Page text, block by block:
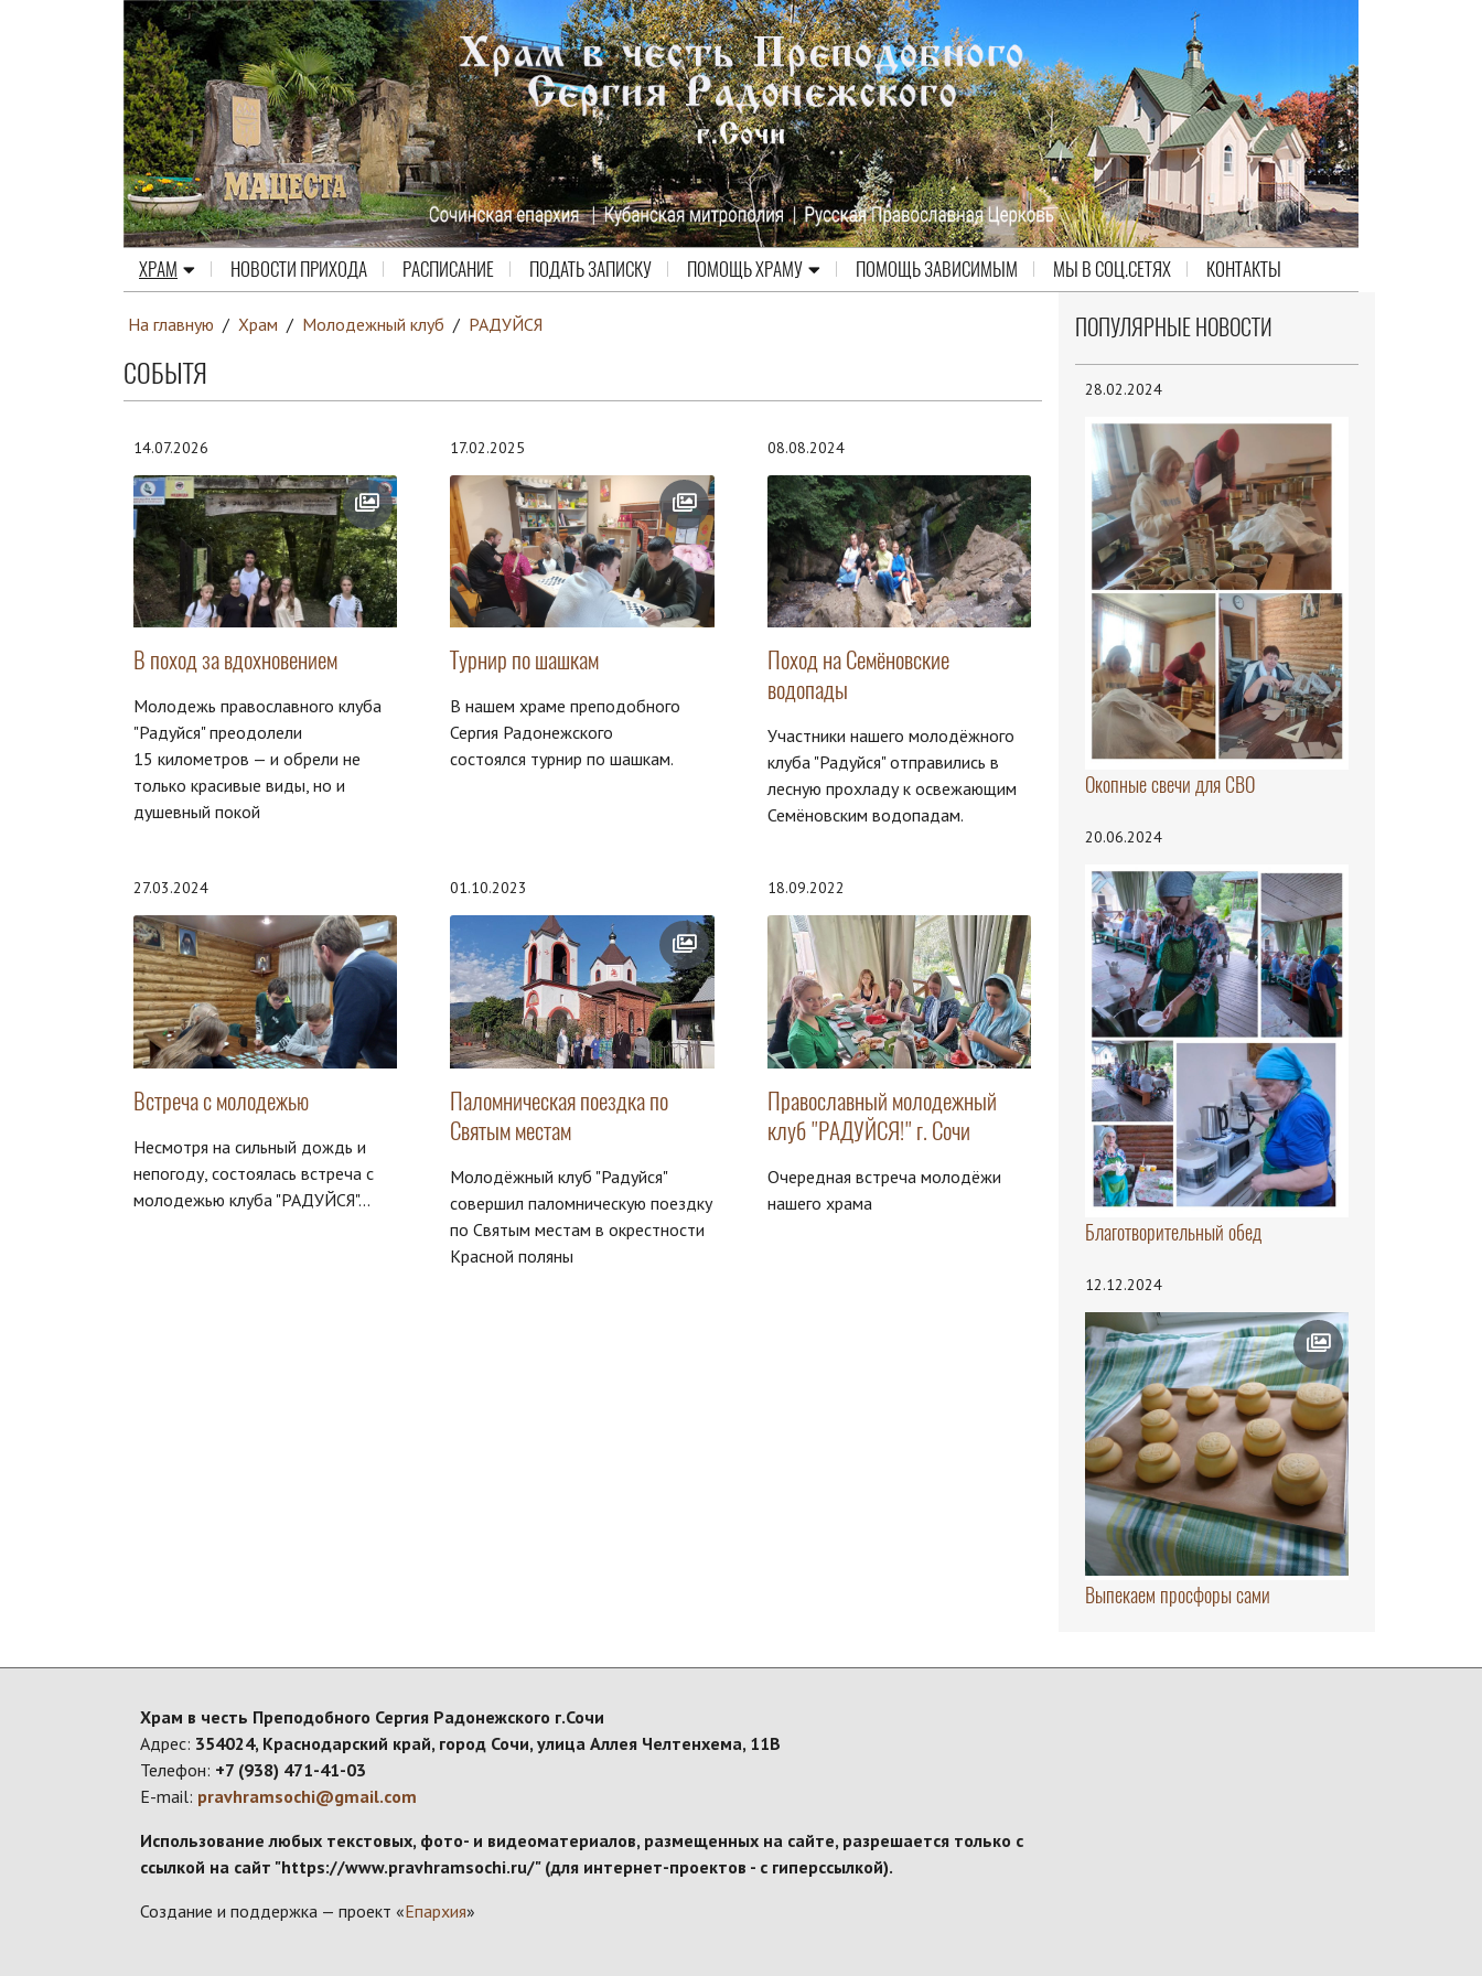
ХРАМ НОВОСТИ ПРИХОДА РАСПИСАНИЕ ПОДАТЬ ЗАПИСКУ ПОМОЩЬ ХРАМУ ПОМОЩЬ ЗАВИСИМЫМ МЫ В СОЦ.СЕТЯХ КОНТАКТЫ
На главную / Храм / Молодежный клуб / РАДУЙСЯ
СОБЫТЯ
14.07.2026
В поход за вдохновением
Молодежь православного клуба
"Радуйся" преодолели
15 километров — и обрели не
только красивые виды, но и
душевный покой
17.02.2025
Турнир по шашкам
В нашем храме преподобного
Сергия Радонежского
состоялся турнир по шашкам.
08.08.2024
Поход на Семëновские
водопады
Участники нашего молодëжного
клуба "Радуйся" отправились в
лесную прохладу к освежающим
Семëновским водопадам.
27.03.2024
Встреча с молодежью
Несмотря на сильный дождь и
непогоду, состоялась встреча с
молодежью клуба "РАДУЙСЯ"...
01.10.2023
Паломническая поездка по
Святым местам
Молодёжный клуб "Радуйся"
совершил паломническую поездку
по Святым местам в окрестности
Красной поляны
18.09.2022
Православный молодежный
клуб "РАДУЙСЯ!" г. Сочи
Очередная встреча молодёжи
нашего храма
ПОПУЛЯРНЫЕ НОВОСТИ
28.02.2024
Окопные свечи для СВО
20.06.2024
Благотворительный обед
12.12.2024
Выпекаем просфоры сами
Храм в честь Преподобного Сергия Радонежского г.Сочи
Адрес: 354024, Краснодарский край, город Сочи, улица Аллея Челтенхема, 11В
Телефон: +7 (938) 471-41-03
E-mail: pravhramsochi@gmail.com
Использование любых текстовых, фото- и видеоматериалов, размещенных на сайте, разрешается только с
ссылкой на сайт "https://www.pravhramsochi.ru/" (для интернет-проектов - с гиперссылкой).
Создание и поддержка — проект «Епархия»